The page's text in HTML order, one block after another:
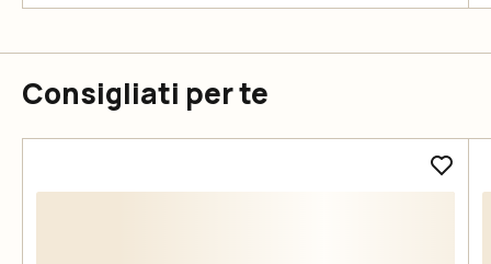
Consigliati per te